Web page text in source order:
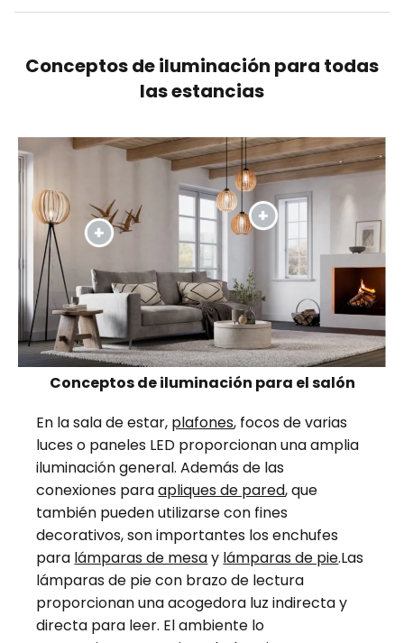
Conceptos de iluminación para todas
las estancias
Conceptos de iluminación para el salón
En la sala de estar, plafones, focos de varias
luces o paneles LED proporcionan una amplia
iluminación general. Además de las
conexiones paraapliques de pared, que
también pueden utilizarse con fines
decorativos, son importantes los enchufes
para lámparas de mesay lámparas de pie.Las
lámparas de pie con brazo de lectura
proporcionan una acogedora luz indirecta y
directa para leer. El ambiente lo